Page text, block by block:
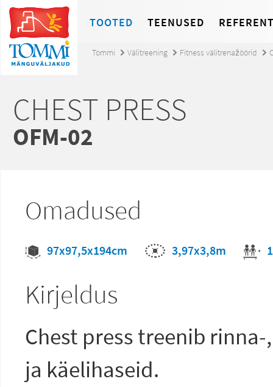
TOOTED TEENUSED
Tommi Välitreening Fitness välitrenažöörid
CHEST PRESS
OFM-02
Omadused
97x97,5x194cm 3,97x3,8m 1
Kirjeldus
Chest press treenib rinna-
ja käelihaseid.